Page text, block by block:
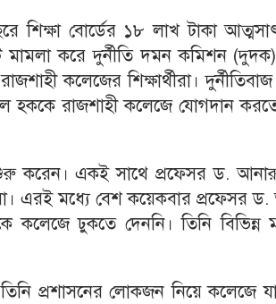
শিক্ষা বোর্ডের ১৮ লাখ টাকা
মামলা করে দুর্নীতি দমন কমিশন
কলেজের শিক্ষার্থীরা।
হককে রাজশাহী কলেজে যোগদান
করেন। একই সাথে প্রফেসর ড.
এরই মধ্যে বেশ কয়েকবার প্রফেসর
কলেজে ঢুকতে দেননি। তিনি
প্রশাসনের লোকজন নিয়ে কলেজে